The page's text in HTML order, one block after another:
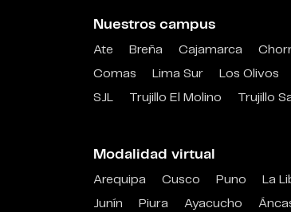
Nuestros campus
Ate Breña Cajamarca
Comas
Lima Sur
Los Olivos
SJL
Trujillo El Molino Trujillo
Modalidad virtual
Arequipa Cusco Puno
La
Junín
Piura Ayacucho